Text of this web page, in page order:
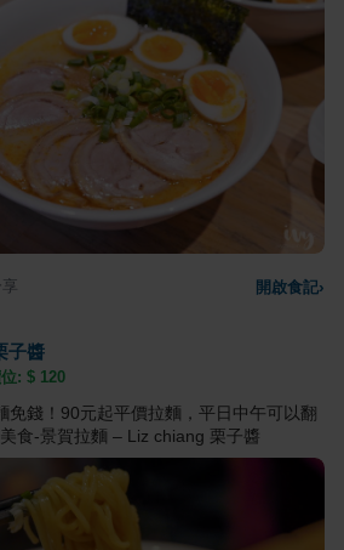
開啟食記›
子醬
: $ 120
免錢！90元起平價拉麵，平日中午可以翻
食-景賀拉麵 – Liz chiang 栗子醬